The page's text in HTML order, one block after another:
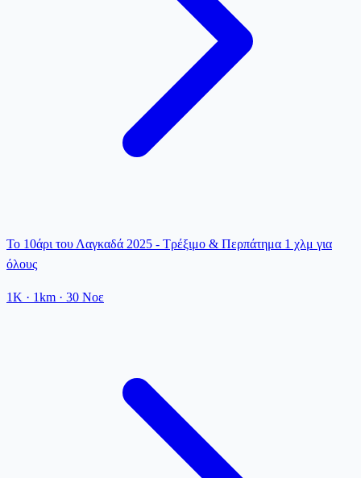
Το 10άρι του Λαγκαδά 2025 - Τρέξιμο & Περπάτημα 1 χλμ για
όλους
1K · 1km · 30 Νοε